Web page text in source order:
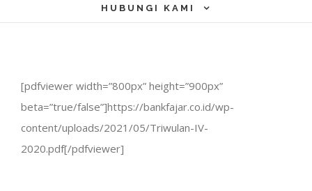
HUBUNGI KAMI
[pdfviewer width=”800px” height=”900px”
beta=”true/false”]https://bankfajar.co.id/wp-
content/uploads/2021/05/Triwulan-IV-
2020.pdf[/pdfviewer]